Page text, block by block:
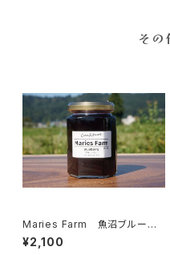
その
Maries Farm 魚沼ブルーベ
リージャム 150g×3個セット
¥2,100